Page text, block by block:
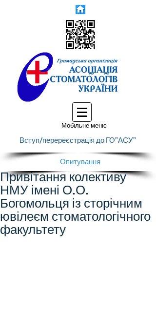
Мобільне меню
Вступ/перереєстрація до ГО"АСУ"
Опитування
Привітання колективу
НМУ імені О.О.
Богомольця із сторічним
ювілеєм стоматологічного
факультету